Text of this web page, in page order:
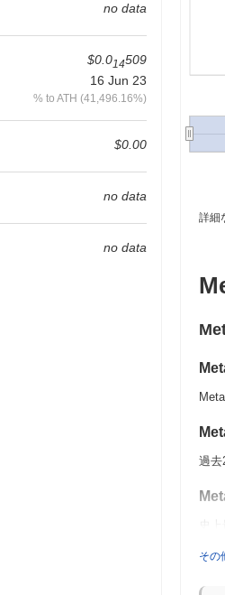
no data
$0.014509
16 Jun 23
% to ATH (41,496.16%)
$0.00
no data
no data
詳細
過去
史
その